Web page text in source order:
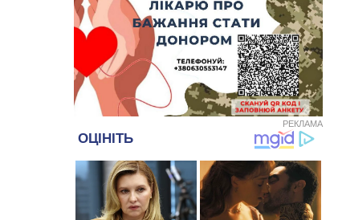
10:56
Захисника зі Звенигородщини,
який обороняв Авдіївку,
нагородили “Комбатантським
хрестом”
10:10
На Черкащині п’яний мотоцикліст
зіткнувся з мопедом: двоє людей у
лікарні
09:42 Ветерани МСК “Дніпро” вибороли
бронзу чемпіонату України
08:57 На Уманщині підрядника
зобов’язали сплатити понад 670
тис грн штрафу за незаконні зміни
до договору
РЕКЛАМА